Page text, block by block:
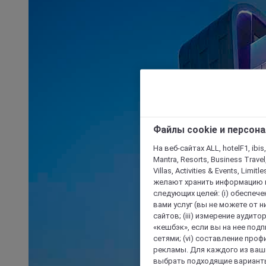
Файлы cookie и
На веб-сайтах ALL, hotelF1,
Mantra, Resorts, Business
Villas, Activities & Events,
желают хранить информацию
следующих целей: (i)
вами услуг (вы не можете от
сайтов; (iii) измерение
«кешбэк», если вы на нее
сетями; (vi) составление
рекламы. Для каждого из
выбрать подходящие